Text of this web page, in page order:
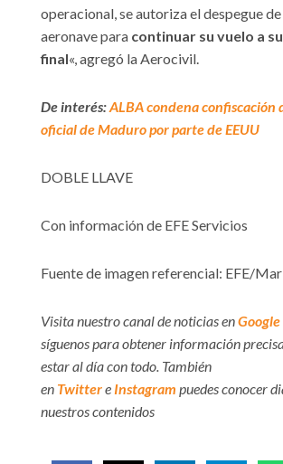
operacional, se autoriza el despegue
aeronave para continuar su vuelo a
final«, agregó la Aerocivil.
De interés:ALBA condena confiscación
oficial de Maduro por parte de EEUU
DOBLE LLAVE
Con información de EFE Servicios
Fuente de imagen referencial: EFE/
Visita nuestro canal de noticias en
síguenos para obtener información
estar al día con todo. También
en Twittere Instagram puedes conocer
nuestros contenidos